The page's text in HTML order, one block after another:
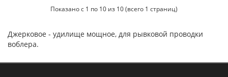
Показано с 1 по 10 из 10 (всего 1 страниц)
Джерковое - удилище мощное, для рывковой проводки
воблера.